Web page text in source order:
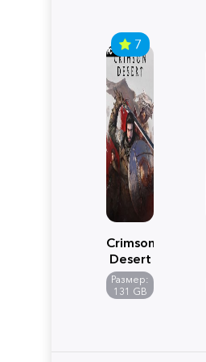
7
Crimson
Desert
Размер:
131 GB